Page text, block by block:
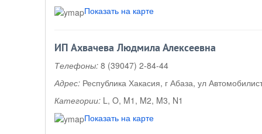
Показать на карте
ИП Ахвачева Людмила Алексеевна
Телефоны: 8 (39047) 2-84-44
Адрес: Республика Хакасия, г Абаза, ул
Категории: L, O, M1, M2, M3, N1
Показать на карте